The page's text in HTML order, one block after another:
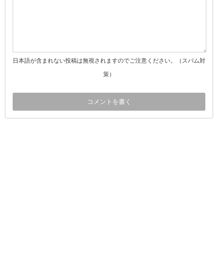
日本語が含まれない投稿は無視されますのでご注意ください。（スパム対
策）